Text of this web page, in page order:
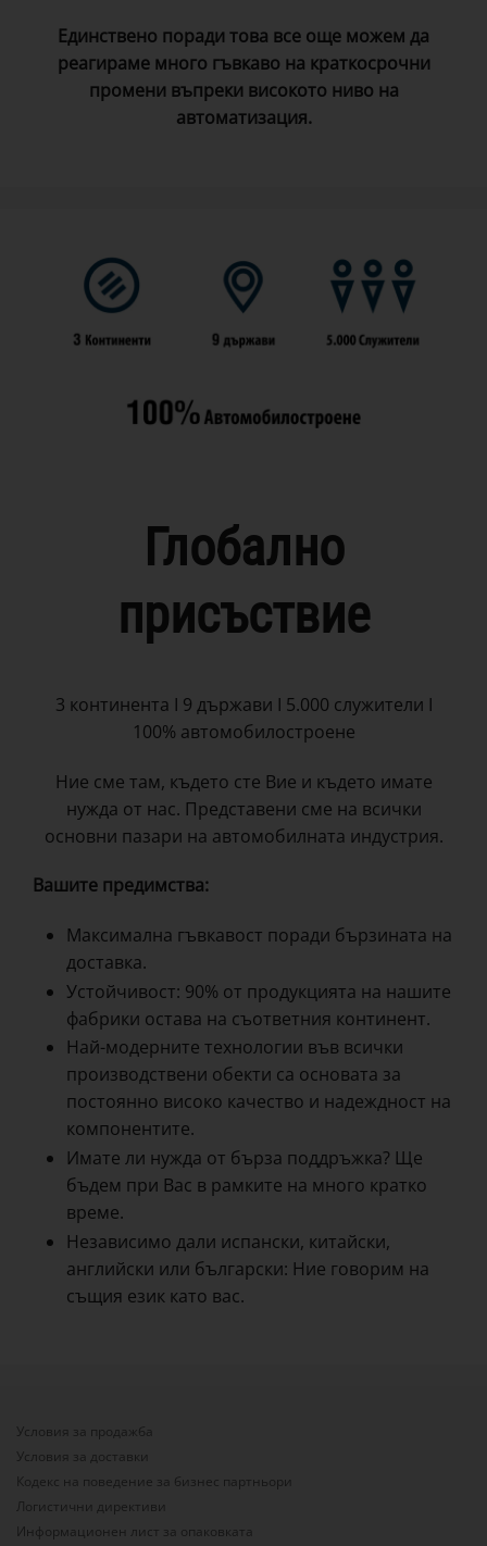
Единствено поради това все още можем да
реагираме много гъвкаво на краткосрочни
промени въпреки високото ниво на
автоматизация.
Глобално
присъствие
3 континента I 9 държави I 5.000 служители I
100% автомобилостроене
Ние сме там, където сте Вие ​​и където имате
нужда от нас. Представени сме на всички
основни пазари на автомобилната индустрия.
Вашите предимства:
Максимална гъвкавост поради бързината на
доставка.
Устойчивост: 90% от продукцията на нашите
фабрики остава на съответния континент.
Най-модерните технологии във всички
производствени обекти са основата за
постоянно високо качество и надеждност на
компонентите.
Имате ли нужда от бърза поддръжка? Ще
бъдем при Вас в рамките на много кратко
време.
Независимо дали испански, китайски,
английски или български: Ние говорим на
същия език като вас.
Условия за продажба
Условия за доставки
Кодекс на поведение за бизнес партньори
Логистични директиви
Информационен лист за опаковката